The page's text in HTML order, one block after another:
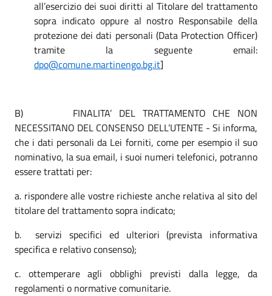
all’esercizio dei suoi diritti al Titolare del trattamento
sopra indicato oppure al nostro Responsabile della
protezione dei dati personali (Data Protection Officer)
tramite la seguente email:
dpo@comune.martinengo.bg.it]
B) FINALITA’ DEL TRATTAMENTO CHE NON
NECESSITANO DEL CONSENSO DELL’UTENTE - Si informa,
che i dati personali da Lei forniti, come per esempio il suo
nominativo, la sua email, i suoi numeri telefonici, potranno
essere trattati per:
a. rispondere alle vostre richieste anche relativa al sito del
titolare del trattamento sopra indicato;
b. servizi specifici ed ulteriori (prevista informativa
specifica e relativo consenso);
c. ottemperare agli obblighi previsti dalla legge, da
regolamenti o normative comunitarie.